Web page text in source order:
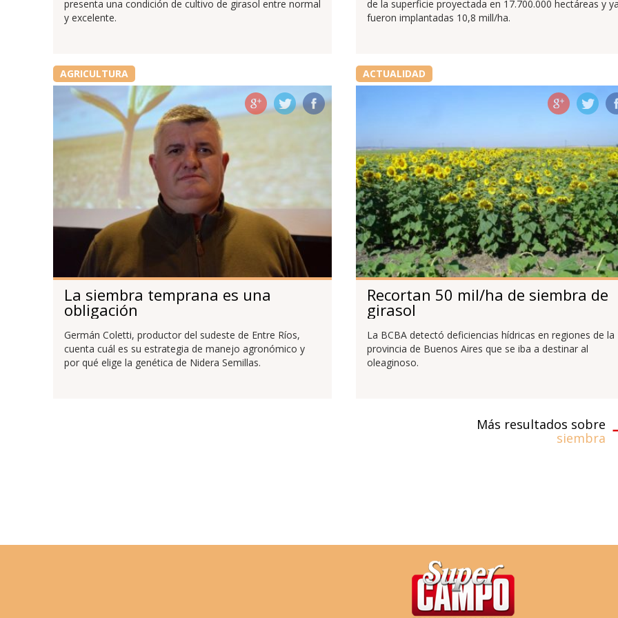
presenta una condición de cultivo de girasol entre normal
y excelente.
de la superficie proyectada en 17.700.000 hectáreas y
fueron implantadas 10,8 mill/ha.
AGRICULTURA
La siembra temprana es una
obligación
Germán Coletti, productor del sudeste de Entre Ríos,
cuenta cuál es su estrategia de manejo agronómico y
por qué elige la genética de Nidera Semillas.
ACTUALIDAD
Recortan 50 mil/ha de siembra de
girasol
La BCBA detectó deficiencias hídricas en regiones de la
provincia de Buenos Aires que se iba a destinar al
oleaginoso.
Más resultados sobre
siembra